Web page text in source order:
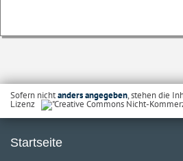
Sofern nichtanders angegeben, stehen die
Lizenz
Startseite